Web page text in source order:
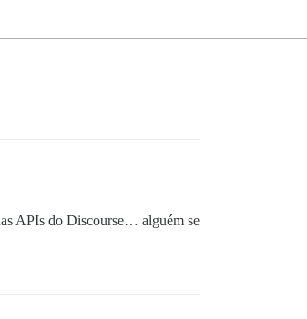
APIs do Discourse… alguém se